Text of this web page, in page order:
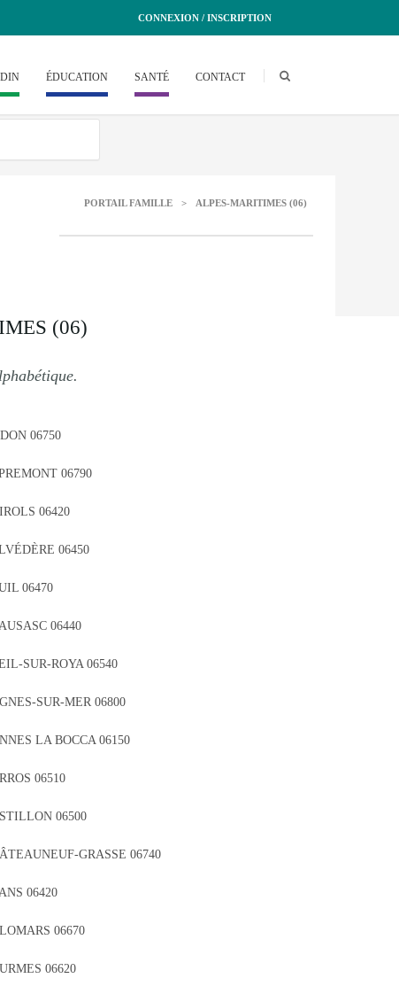
CONNEXION / INSCRIPTION
ÉDUCATION SANTÉ CONTACT
PORTAIL FAMILLE > ALPES-MARITIMES (06)
(06)
06750
06790
06420
06450
06470
06440
SUR-ROYA 06540
SUR-MER 06800
LA BOCCA 06150
06510
06500
GRASSE 06740
06420
06670
06620